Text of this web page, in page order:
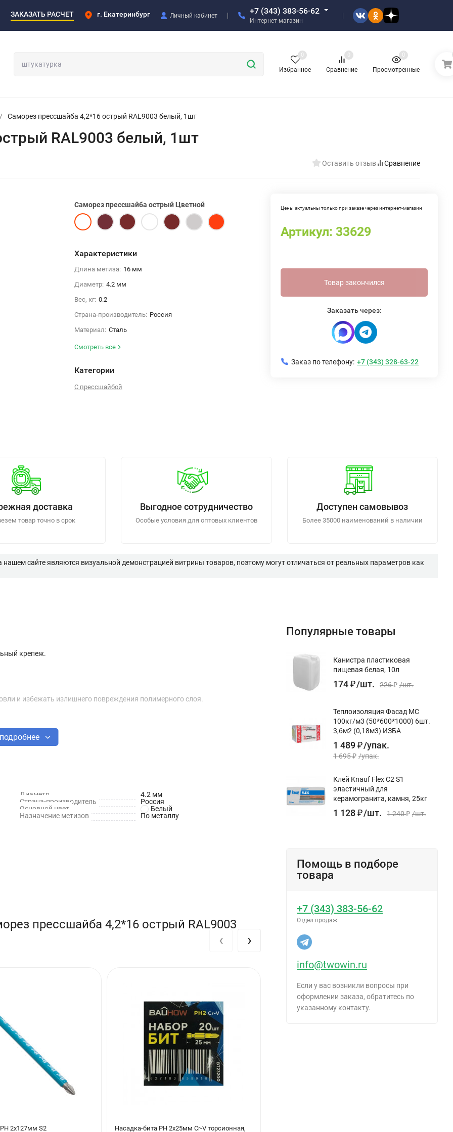
ЗАКАЗАТЬ РАСЧЕТ г. Екатеринбург Личный кабинет +7 (343) 383-56-62
Интернет-магазин
Избранное
0
Сравнение
0
Просмотренные
0
/ Саморез прессшайба 4,2*16 острый RAL9003 белый, 1шт
RAL9003 белый, 1шт
Оставить отзыв Сравнение
Саморез прессшайба острый Цветной
Характеристики
Длина метиза: 16 мм
Диаметр: 4.2 мм
Вес, кг: 0.2
Страна-производитель: Россия
Материал: Сталь
Смотреть все
Категории
С прессшайбой
Цены актуальны только при заказе через интернет-магазин
Артикул:33629
Товар закончился
Заказать через:
Заказ по телефону: +7 (343) 328-63-22
доставка
товар точно в срок
Выгодное сотрудничество
Особые условия для оптовых клиентов
Доступен самовывоз
Более 35000 наименований в наличии
сайте являются визуальной демонстрацией витрины товаров, поэтому могут отличаться от реальных параметров как
крепеж.
и избежать излишнего повреждения полимерного слоя.
подробнее
Диаметр
4.2 мм
Страна-производитель
Россия
Основной цвет
Белый
Назначение метизов
По металлу
прессшайба 4,2*16 острый RAL9003
2х127мм S2
Насадка-бита PH 2х25мм Cr-V торсионная,
‹ ›
Популярные товары
Канистра пластиковая
пищевая белая, 10л
174₽/шт. 226₽ /шт.
Теплоизоляция Фасад МС
100кг/м3 (50*600*1000) 6шт.
3,6м2 (0,18м3) ИЗБА
1 489₽/упак.
1 695₽ /упак.
Клей Knauf Flex С2 S1
эластичный для
керамогранита, камня, 25кг
1 128₽/шт. 1 240₽ /шт.
Помощь в подборе
товара
+7 (343) 383-56-62
Отдел продаж
info@twowin.ru
Если у вас возникли вопросы при
оформлении заказа, обратитесь по
указанному контакту.